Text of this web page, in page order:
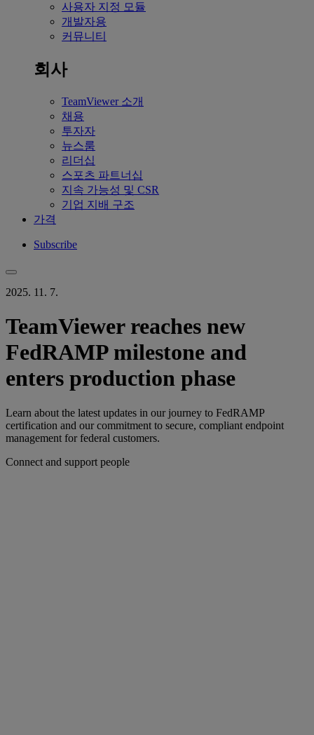
사용자 지정 모듈
개발자용
커뮤니티
회사
TeamViewer 소개
채용
투자자
뉴스룸
리더십
스포츠 파트너십
지속 가능성 및 CSR
기업 지배 구조
가격
Subscribe
2025. 11. 7.
TeamViewer reaches new
FedRAMP milestone and
enters production phase
Learn about the latest updates in our journey to FedRAMP
certification and our commitment to secure, compliant endpoint
management for federal customers.
Connect and support people